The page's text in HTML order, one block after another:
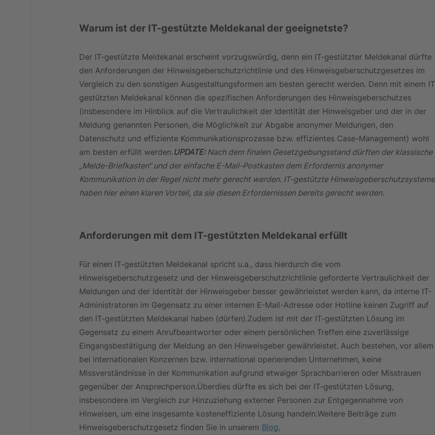
Warum ist der IT-gestützte Meldekanal der geeignetste?
Der IT-gestützte Meldekanal erscheint vorzugswürdig, denn ein IT-gestützter Meldekanal dürfte
den Anforderungen der Hinweisgeberschutzrichtlinie und des Hinweisgeberschutzgesetzes im
Vergleich zu den sonstigen Ausgestaltungsformen am besten gerecht werden. Denn mit einem
gestützten Meldekanal können die spezifischen Anforderungen des Hinweisgeberschutzes
(insbesondere im Hinblick auf die Vertraulichkeit der Identität der Hinweisgeber und der in der
Meldung genannten Personen, die Möglichkeit zur Abgabe anonymer Meldungen, den
Datenschutz und effiziente Kommunikationsprozesse bzw. effizientes Case-Management) wohl
am besten erfüllt werden.UPDATE: Nach dem finalen Gesetzgebungsstand dürften der klassische
„Melde-Briefkasten“ und der einfache E-Mail-Postkasten dem Erfordernis anonymer
Kommunikation in der Regel nicht mehr gerecht werden. IT-gestützte
haben hier einen klaren Vorteil, da sie diesen Erfordernissen bereits gerecht werden.
Anforderungen mit dem IT-gestützten Meldekanal erfüllt
Für einen IT-gestützten Meldekanal spricht u.a., dass hierdurch die vom
Hinweisgeberschutzgesetz und der Hinweisgeberschutzrichtlinie geforderte Vertraulichkeit der
Meldungen und der Identität der Hinweisgeber besser gewährleistet werden kann, da interne IT-
Administratoren im Gegensatz zu einer internen E-Mail-Adresse oder Hotline keinen Zugriff auf
den IT-gestützten Meldekanal haben (dürfen).Zudem ist mit der IT-gestützten Lösung im
Gegensatz zu einem Anrufbeantworter oder einem persönlichen Treffen eine zuverlässige
Eingangsbestätigung der Meldung an den Hinweisgeber gewährleistet. Auch bestehen, vor
bei internationalen Konzernen bzw. international operierenden Unternehmen, keine
Missverständnisse in der Kommunikation aufgrund etwaiger Sprachbarrieren oder Misstrauen
gegenüber der Ansprechperson.Überdies dürfte es sich bei der IT-gestützten Lösung,
insbesondere im Vergleich zur Hinzuziehung externer Personen zur Entgegennahme von
Hinweisen, um eine insgesamte kosteneffiziente Lösung handeln.Weitere Beiträge zum
Hinweisgeberschutzgesetz finden Sie in unserem Blog.